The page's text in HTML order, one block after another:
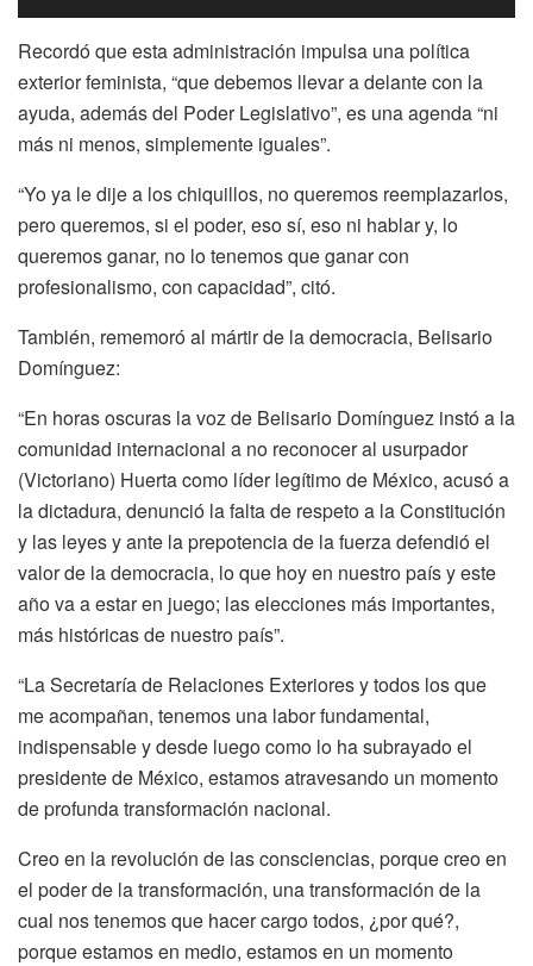
Recordó que esta administración impulsa una política
exterior feminista, “que debemos llevar a delante con la
ayuda, además del Poder Legislativo”, es una agenda “ni
más ni menos, simplemente iguales”.
“Yo ya le dije a los chiquillos, no queremos reemplazarlos,
pero queremos, si el poder, eso sí, eso ni hablar y, lo
queremos ganar, no lo tenemos que ganar con
profesionalismo, con capacidad”, citó.
También, rememoró al mártir de la democracia, Belisario
Domínguez:
“En horas oscuras la voz de Belisario Domínguez instó a la
comunidad internacional a no reconocer al usurpador
(Victoriano) Huerta como líder legítimo de México, acusó a
la dictadura, denunció la falta de respeto a la Constitución
y las leyes y ante la prepotencia de la fuerza defendió el
valor de la democracia, lo que hoy en nuestro país y este
año va a estar en juego; las elecciones más importantes,
más históricas de nuestro país”.
“La Secretaría de Relaciones Exteriores y todos los que
me acompañan, tenemos una labor fundamental,
indispensable y desde luego como lo ha subrayado el
presidente de México, estamos atravesando un momento
de profunda transformación nacional.
Creo en la revolución de las consciencias, porque creo en
el poder de la transformación, una transformación de la
cual nos tenemos que hacer cargo todos, ¿por qué?,
porque estamos en medio, estamos en un momento